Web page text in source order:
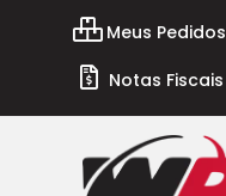
Meus Pedidos
Notas Fiscais